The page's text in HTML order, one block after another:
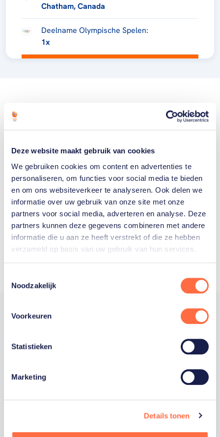
Deze website maakt gebruik van cookies
We gebruiken cookies om content en advertenties te
personaliseren, om functies voor social media te bieden
en om ons websiteverkeer te analyseren. Ook delen we
informatie over uw gebruik van onze site met onze
partners voor social media, adverteren en analyse. Deze
partners kunnen deze gegevens combineren met andere
informatie die u aan ze heeft verstrekt of die ze hebben
verzameld op basis van uw gebruik van hun services.
Noodzakelijk
Voorkeuren
Statistieken
Marketing
Details tonen
Chatham, Canada
Deelname Olympische Spelen:
1x
Welke Nederlanders hebben er
ooit meegedaan aan de
Olympische Spelen?
Trotse hoofdsponsor
Staatsloterij is trotse hoofdsponsor van
sportiefste land van de wereld maken.